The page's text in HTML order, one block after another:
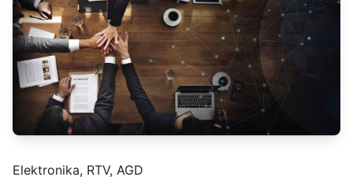
Elektronika, RTV, AGD